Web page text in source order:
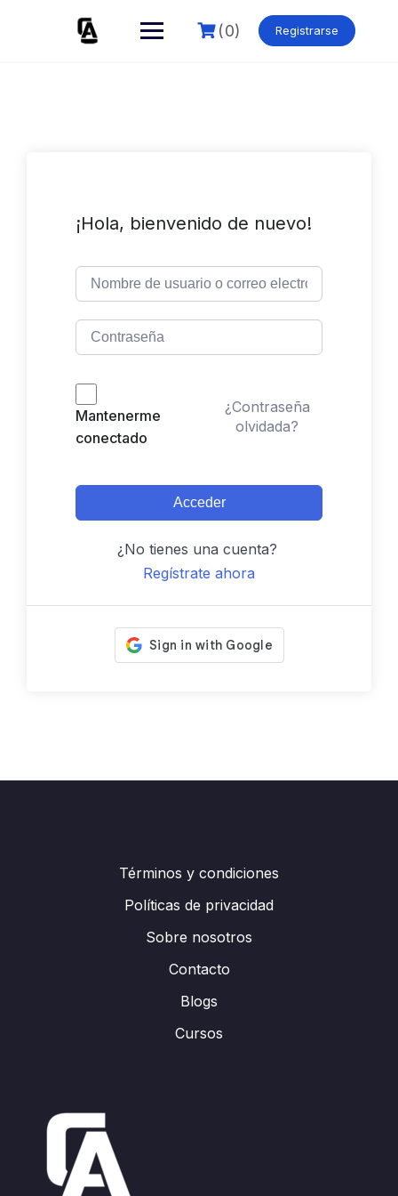
(0) Registrarse
¡Hola, bienvenido de nuevo!
Mantenerme
conectado
¿Contraseña
olvidada?
Acceder
¿No tienes una cuenta?
Regístrate ahora
Términos y condiciones
Políticas de privacidad
Sobre nosotros
Contacto
Blogs
Cursos